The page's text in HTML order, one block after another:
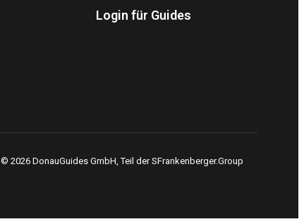
Login für Guides
© 2026 DonauGuides GmbH, Teil der SFrankenberger.Group